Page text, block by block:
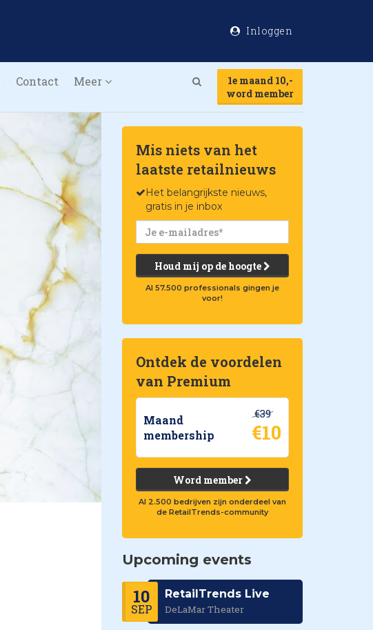
Inloggen
Contact Meer
1e maand 10,-
word member
Mis niets van het
laatste retailnieuws
Het belangrijkste nieuws,
gratis in je inbox
Houd mij op de hoogte
Al 57.500 professionals gingen je
voor!
Ontdek de voordelen
van Premium
Maand
membership
€39
€10
Word member
Al 2.500 bedrijven zijn onderdeel van
de RetailTrends-community
Upcoming events
10
SEP
RetailTrends Live
DeLaMar Theater